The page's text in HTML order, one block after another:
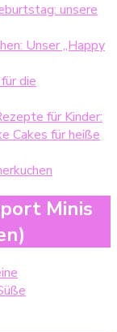
unsere
Unser „Happy
die
für Kinder:
Cakes für heiße
Minis